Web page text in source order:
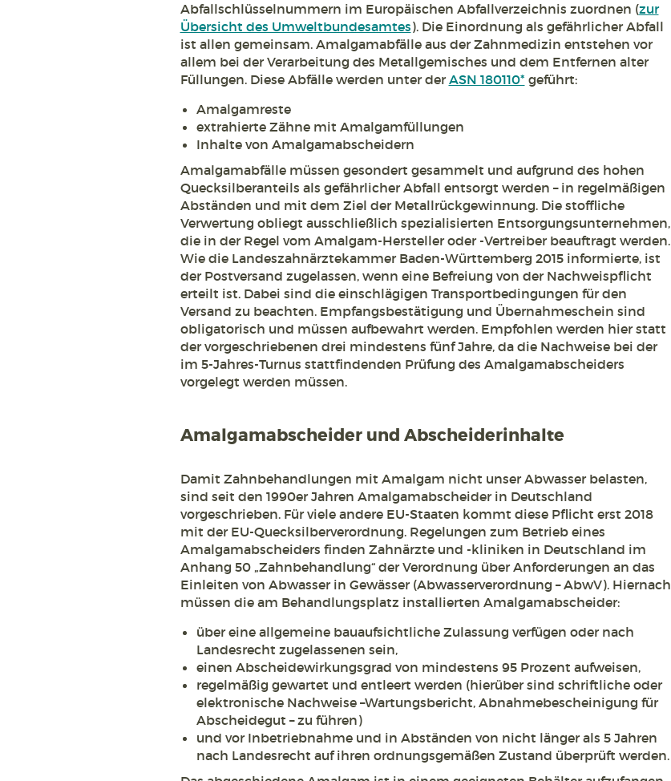
Abfallschlüsselnummern im Europäischen Abfallverzeichnis zuordnen (zur
Übersicht des Umweltbundesamtes). Die Einordnung als gefährlicher Abfall
ist allen gemeinsam. Amalgamabfälle aus der Zahnmedizin entstehen vor
allem bei der Verarbeitung des Metallgemisches und dem Entfernen alter
Füllungen. Diese Abfälle werden unter derASN 180110* geführt:
Amalgamreste
extrahierte Zähne mit Amalgamfüllungen
Inhalte von Amalgamabscheidern
Amalgamabfälle müssen gesondert gesammelt und aufgrund des hohen
Quecksilberanteils als gefährlicher Abfall entsorgt werden – in regelmäßigen
Abständen und mit dem Ziel der Metallrückgewinnung. Die stoffliche
Verwertung obliegt ausschließlich spezialisierten Entsorgungsunternehmen,
die in der Regel vom Amalgam-Hersteller oder -Vertreiber beauftragt werden.
Wie die Landeszahnärztekammer Baden-Württemberg 2015 informierte, ist
der Postversand zugelassen, wenn eine Befreiung von der Nachweispflicht
erteilt ist. Dabei sind die einschlägigen Transportbedingungen für den
Versand zu beachten. Empfangsbestätigung und Übernahmeschein sind
obligatorisch und müssen aufbewahrt werden. Empfohlen werden hier statt
der vorgeschriebenen drei mindestens fünf Jahre, da die Nachweise bei der
im 5-Jahres-Turnus stattfindenden Prüfung des Amalgamabscheiders
vorgelegt werden müssen.
Amalgamabscheider und Abscheiderinhalte
Damit Zahnbehandlungen mit Amalgam nicht unser Abwasser belasten,
sind seit den 1990er Jahren Amalgamabscheider in Deutschland
vorgeschrieben. Für viele andere EU-Staaten kommt diese Pflicht erst 2018
mit der EU-Quecksilberverordnung. Regelungen zum Betrieb eines
Amalgamabscheiders finden Zahnärzte und -kliniken in Deutschland im
Anhang 50 „Zahnbehandlung“ der Verordnung über Anforderungen an das
Einleiten von Abwasser in Gewässer (Abwasserverordnung – AbwV). Hiernach
müssen die am Behandlungsplatz installierten Amalgamabscheider:
über eine allgemeine bauaufsichtliche Zulassung verfügen oder nach
Landesrecht zugelassenen sein,
einen Abscheidewirkungsgrad von mindestens 95 Prozent aufweisen,
regelmäßig gewartet und entleert werden (hierüber sind schriftliche oder
elektronische Nachweise –Wartungsbericht, Abnahmebescheinigung für
Abscheidegut – zu führen)
und vor Inbetriebnahme und in Abständen von nicht länger als 5 Jahren
nach Landesrecht auf ihren ordnungsgemäßen Zustand überprüft werden.